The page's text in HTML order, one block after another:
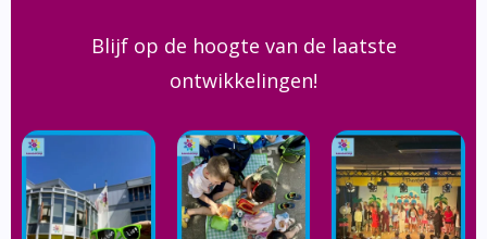
Blijf op de hoogte van de laatste
ontwikkelingen!